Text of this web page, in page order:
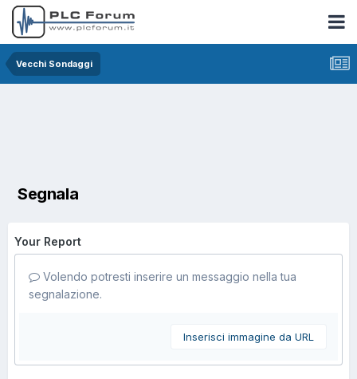
Vecchi Sondaggi
Segnala
Your Report
Volendo potresti inserire un messaggio nella tua
segnalazione.
Inserisci immagine da URL